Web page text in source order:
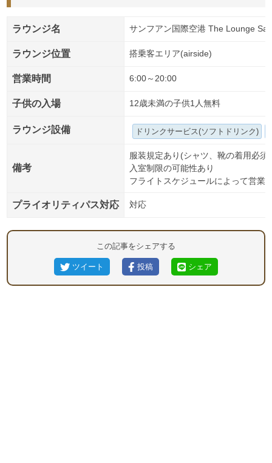
ラウンジ名 サンフアン国際空港 The Lounge
ラウンジ位置 搭乗客エリア(airside)
営業時間 6:00～20:00
子供の入場 12歳未満の子供1人無料
ラウンジ設備 ドリンクサービス(ソフトドリンク)
備考
服装規定あり(シャツ、靴の着用必須)
入室制限の可能性あり
フライトスケジュールによって営業
プライオリティパス対応 対応
この記事をシェアする
ツイート 投稿 シェア